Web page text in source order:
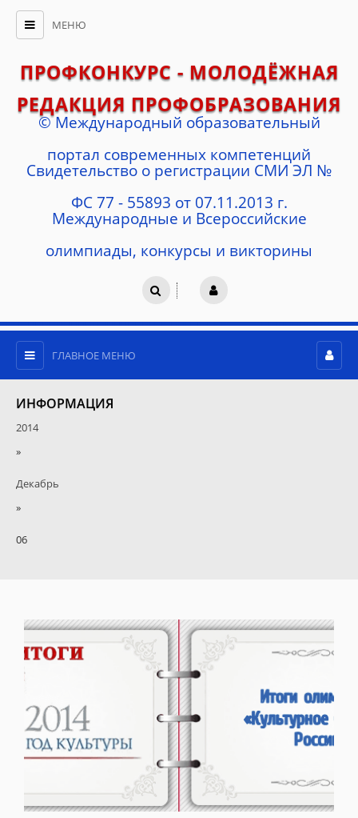
МЕНЮ
ПРОФКОНКУРС - МОЛОДЁЖНАЯ
РЕДАКЦИЯ ПРОФОБРАЗОВАНИЯ
© Международный образовательный
портал современных компетенций
Cвидетельство о регистрации СМИ ЭЛ №
ФС 77 - 55893 от 07.11.2013 г.
Международные и Всероссийские
олимпиады, конкурсы и викторины
ГЛАВНОЕ МЕНЮ
ИНФОРМАЦИЯ
2014
»
Декабрь
»
06